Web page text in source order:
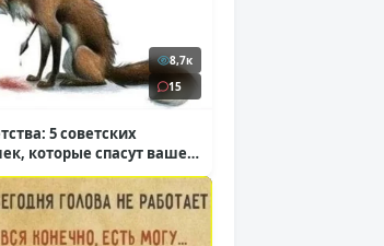
8,7к
15
5 советских
которые спасут ваше
( 2 фото )